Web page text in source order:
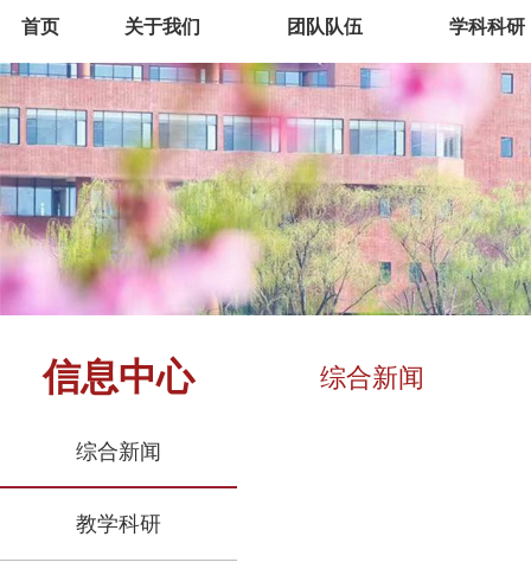
首页 关于我们 团队队伍 学科科研
信息中心
综合新闻
教学科研
综合新闻